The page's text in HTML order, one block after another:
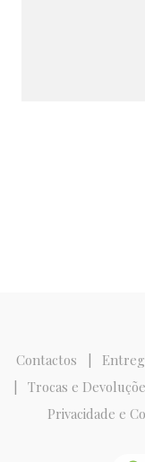
Contactos |
| Trocas e
Privacidade e